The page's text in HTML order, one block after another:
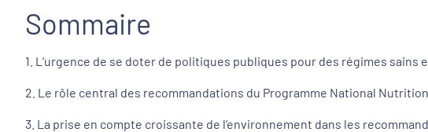
Sommaire
1. L’urgence de se doter de politiques publiques pour des régimes sains
2. Le rôle central des recommandations du Programme National Nutrition
3. La prise en compte croissante de l’environnement dans les